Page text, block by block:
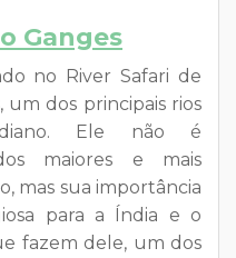
Ganges
no River Safari de
um dos principais rios
Ele não é
maiores e mais
mas sua importância
para a Índia e o
fazem dele, um dos